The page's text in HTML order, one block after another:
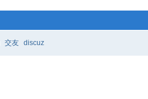
交友 discuz